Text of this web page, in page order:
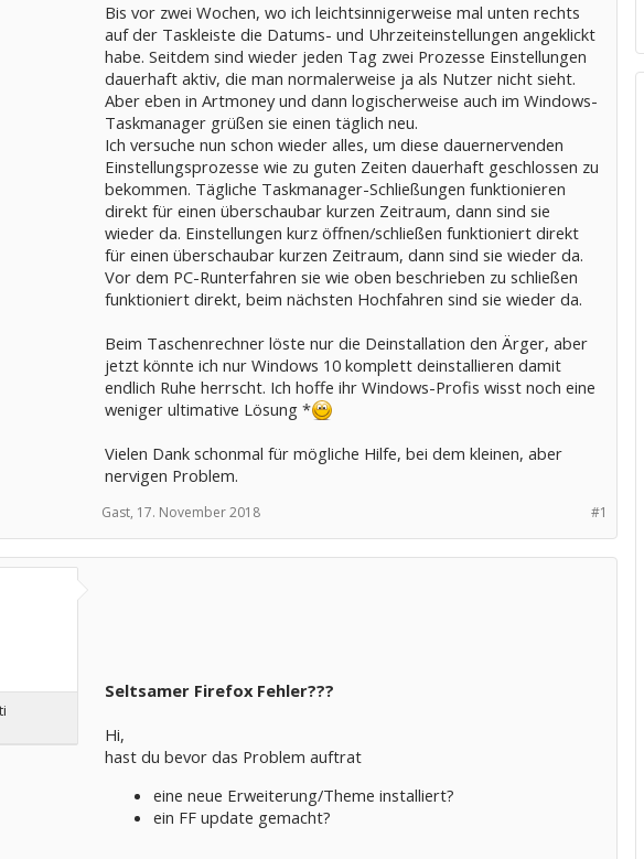
Bis vor zwei Wochen, wo ich leichtsinnigerweise mal unten rechts
auf der Taskleiste die Datums- und Uhrzeiteinstellungen angeklickt
habe. Seitdem sind wieder jeden Tag zwei Prozesse Einstellungen
dauerhaft aktiv, die man normalerweise ja als Nutzer nicht sieht.
Aber eben in Artmoney und dann logischerweise auch im Windows-
Taskmanager grüßen sie einen täglich neu.
Ich versuche nun schon wieder alles, um diese dauernervenden
Einstellungsprozesse wie zu guten Zeiten dauerhaft geschlossen zu
bekommen. Tägliche Taskmanager-Schließungen funktionieren
direkt für einen überschaubar kurzen Zeitraum, dann sind sie
wieder da. Einstellungen kurz öffnen/schließen funktioniert direkt
für einen überschaubar kurzen Zeitraum, dann sind sie wieder da.
Vor dem PC-Runterfahren sie wie oben beschrieben zu schließen
funktioniert direkt, beim nächsten Hochfahren sind sie wieder da.
Beim Taschenrechner löste nur die Deinstallation den Ärger, aber
jetzt könnte ich nur Windows 10 komplett deinstallieren damit
endlich Ruhe herrscht. Ich hoffe ihr Windows-Profis wisst noch eine
weniger ultimative Lösung *
Vielen Dank schonmal für mögliche Hilfe, bei dem kleinen, aber
nervigen Problem.
#1
Gast, 17. November 2018
Seltsamer Firefox Fehler???
Hi,
hast du bevor das Problem auftrat
eine neue Erweiterung/Theme installiert?
ein FF update gemacht?